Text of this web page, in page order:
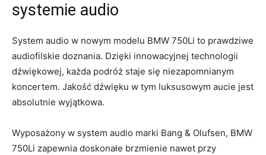
⁣systemie audio
System‍ audio w⁤ nowym modelu BMW 750Li ⁣to prawdziwe
⁣audiofilskie ‌doznania.​ Dzięki‌ innowacyjnej technologii
dźwiękowej, każda podróż ⁣staje ‍się niezapomnianym
koncertem. Jakość dźwięku w tym luksusowym aucie ⁤jest
absolutnie⁤ wyjątkowa.
Wyposażony w system audio marki Bang & Olufsen, ⁤BMW
750Li zapewnia ‌doskonałe​ brzmienie nawet przy